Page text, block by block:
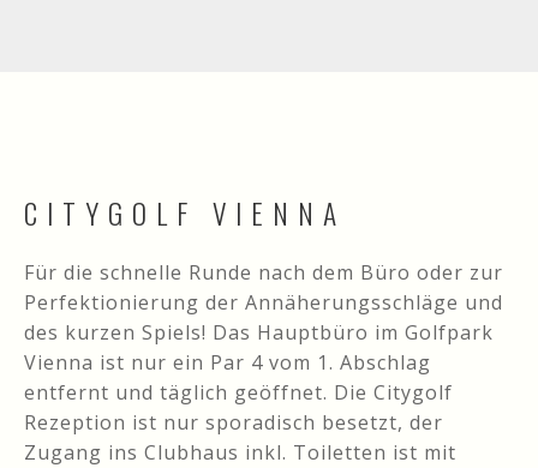
CITYGOLF VIENNA
Für die schnelle Runde nach dem Büro oder zur
Perfektionierung der Annäherungsschläge und
des kurzen Spiels! Das Hauptbüro im Golfpark
Vienna ist nur ein Par 4 vom 1. Abschlag
entfernt und täglich geöffnet. Die Citygolf
Rezeption ist nur sporadisch besetzt, der
Zugang ins Clubhaus inkl. Toiletten ist mit